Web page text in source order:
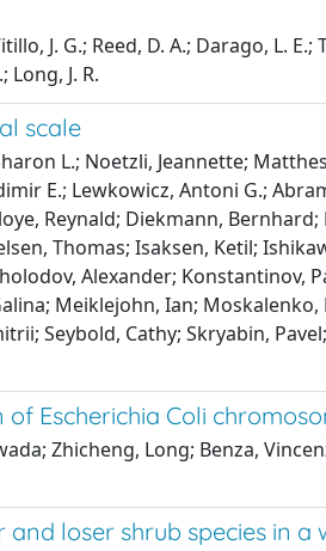
J. G.; Reed, D. A.; Darago, L.
J. R.
scale
L.; Noetzli, Jeannette;
E.; Lewkowicz, Antoni G.;
Reynald; Diekmann,
Thomas; Isaksen, Ketil;
Alexander; Konstantinov,
Meiklejohn, Ian;
Seybold, Cathy; Skryabin,
Escherichia Coli
Zhicheng, Long; Benza,
loser shrub species in